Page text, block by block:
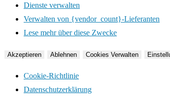
Dienste verwalten
Verwalten von {vendor_count}-Lieferanten
Lese mehr über diese Zwecke
Akzeptieren Ablehnen Cookies Verwalten
Cookie-Richtlinie
Datenschutzerklärung